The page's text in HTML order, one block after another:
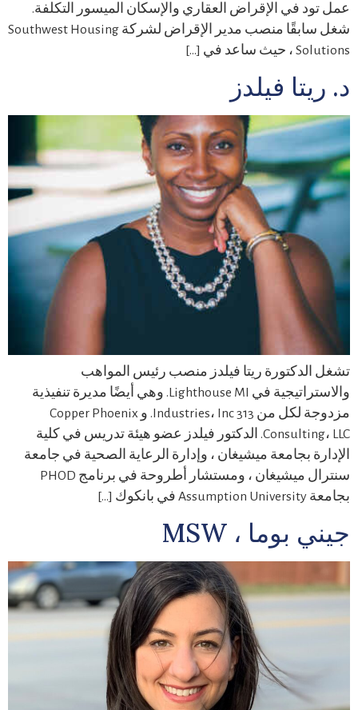
عمل تود في الإقراض العقاري والإسكان الميسور التكلفة.
شغل سابقًا منصب مدير الإقراض لشركة Southwest Housing
Solutions ، حيث ساعد في […]
د. ريتا فيلدز
تشغل الدكتورة ريتا فيلدز منصب رئيس المواهب
والاستراتيجية في Lighthouse MI. وهي أيضًا مديرة تنفيذية
مزدوجة لكل من 313 Industries، Inc. و Copper Phoenix
Consulting، LLC. الدكتور فيلدز عضو هيئة تدريس في كلية
الإدارة بجامعة ميشيغان ، وإدارة الرعاية الصحية في جامعة
سنترال ميشيغان ، ومستشار أطروحة في برنامج PHOD
بجامعة Assumption University في بانكوك […]
جيني بوما ، MSW